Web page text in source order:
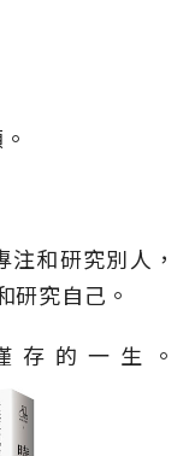
和研究別人，
研究自己。
的一生。